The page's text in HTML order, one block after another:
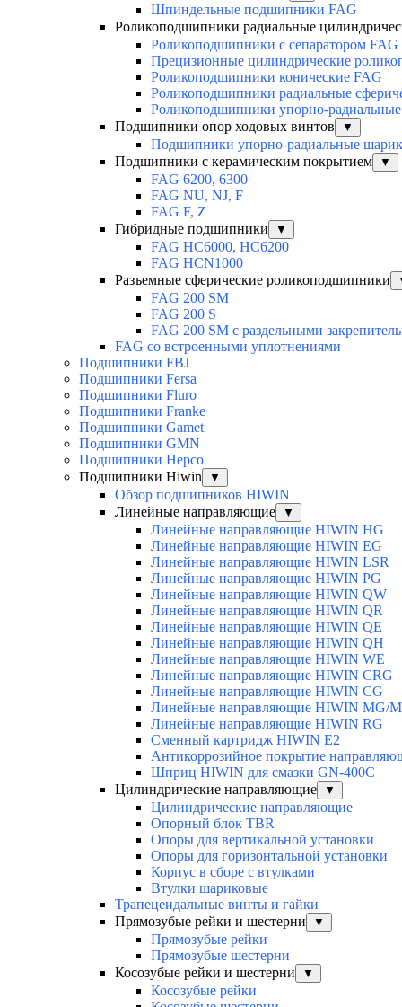
Шпиндельные подшипники FAG
Роликоподшипники радиальные
Роликоподшипники с сепаратором FAG
Прецизионные цилиндрические
Роликоподшипники конические FAG
Роликоподшипники радиальные
Роликоподшипники упорно-
Подшипники опор ходовых винтов
▼
Подшипники упорно-радиальные
Подшипники с керамическим покрытием
▼
FAG 6200, 6300
FAG NU, NJ, F
FAG F, Z
Гибридные подшипники
▼
FAG HC6000, HC6200
FAG HCN1000
Разъемные сферические роликоподшипники
FAG 200 SM
FAG 200 S
FAG 200 SM с раздельными
FAG со встроенными уплотнениями
Подшипники FBJ
Подшипники Fersa
Подшипники Fluro
Подшипники Franke
Подшипники Gamet
Подшипники GMN
Подшипники Hepco
Подшипники Hiwin
▼
Обзор подшипников HIWIN
Линейные направляющие
▼
Линейные направляющие HIWIN HG
Линейные направляющие HIWIN EG
Линейные направляющие HIWIN LSR
Линейные направляющие HIWIN PG
Линейные направляющие HIWIN QW
Линейные направляющие HIWIN QR
Линейные направляющие HIWIN QE
Линейные направляющие HIWIN QH
Линейные направляющие HIWIN WE
Линейные направляющие HIWIN CRG
Линейные направляющие HIWIN CG
Линейные направляющие HIWIN MG/
Линейные направляющие HIWIN RG
Сменный картридж HIWIN E2
Антикоррозийное покрытие
Шприц HIWIN для смазки GN-400C
Цилиндрические направляющие
▼
Цилиндрические направляющие
Опорный блок TBR
Опоры для вертикальной установки
Опоры для горизонтальной установки
Корпус в сборе с втулками
Втулки шариковые
Трапецеидальные винты и гайки
Прямозубые рейки и шестерни
▼
Прямозубые рейки
Прямозубые шестерни
Косозубые рейки и шестерни
▼
Косозубые рейки